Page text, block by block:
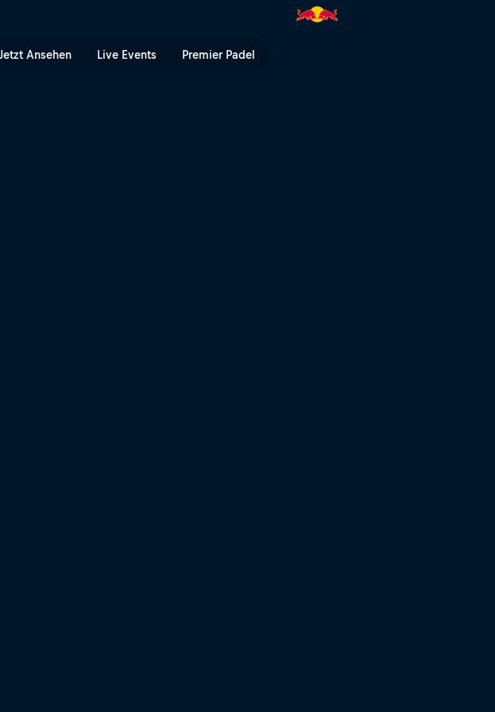
Jetzt Ansehen Live Events Premier Padel
trotzend im Rennen um das Finale |